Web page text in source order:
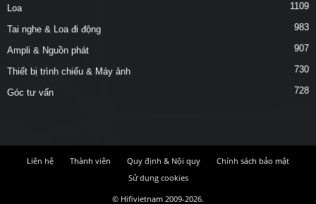
Loa 1109
Tai nghe & Loa đi động 983
Ampli & Nguồn phát 907
Thiết bị trình chiếu & Máy ảnh 730
Góc tư vấn 728
Liên hệ Thành viên Quy định & Nội quy
Chính sách bảo mật
Sử dụng cookies
© Hifivietnam 2009-2026.